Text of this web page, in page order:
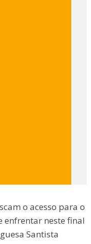
o acesso para o
enfrentar neste final
Santista